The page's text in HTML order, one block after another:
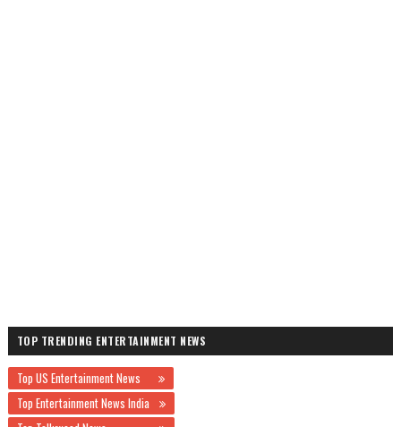
TOP TRENDING ENTERTAINMENT NEWS
Top US Entertainment News
Top Entertainment News India